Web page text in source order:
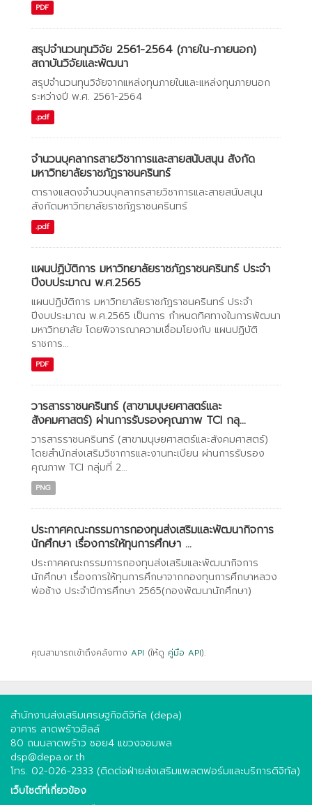
PDF
สรุปจำนวนทุนวิจัย 2561-2564 (ภายใน-ภายนอก)
สถาบันวิจัยและพัฒนา
สรุปจำนวนทุนวิจัยจากแหล่งทุนภายในและแหล่งทุนภายนอก
ระหว่างปี พ.ศ. 2561-2564
.pdf
จำนวนบุคลากรสายวิชาการและสายสนับสนุน สังกัด
มหาวิทยาลัยราชภัฏราชนครินทร์
ตารางแสดงจำนวนบุคลากรสายวิชาการและสายสนับสนุน
สังกัดมหาวิทยาลัยราชภัฏราชนครินทร์
.pdf
แผนปฏิบัติการ มหาวิทยาลัยราชภัฏราชนครินทร์ ประจำ
ปีงบประมาณ พ.ศ.2565
แผนปฏิบัติการ มหาวิทยาลัยราชภัฏราชนครินทร์ ประจำ
ปีงบประมาณ พ.ศ.2565 เป็นการ กำหนดทิศทางในการพัฒนา
มหาวิทยาลัย โดยพิจารณาความเชื่อมโยงกับ แผนปฏิบัติ
ราชการ...
PDF
วารสารราชนครินทร์ (สาขามนุษยศาสตร์และ
สังคมศาสตร์) ผ่านการรับรองคุณภาพ TCI กลุ...
วารสารราชนครินทร์ (สาขามนุษยศาสตร์และสังคมศาสตร์)
โดยสำนักส่งเสริมวิชาการและงานทะเบียน ผ่านการรับรอง
คุณภาพ TCI กลุ่มที่ 2...
PNG
ประกาศคณะกรรมการกองทุนส่งเสริมและพัฒนากิจการ
นักศึกษา เรื่องการให้ทุนการศึกษา ...
ประกาศคณะกรรมการกองทุนส่งเสริมและพัฒนากิจการ
นักศึกษา เรื่องการให้ทุนการศึกษาจากกองทุนการศึกษาหลวง
พ่อช้าง ประจำปีการศึกษา 2565(กองพัฒนานักศึกษา)
คุณสามารถเข้าถึงคลังทาง API (ให้ดู คู่มือ API).
สำนักงานส่งเสริมเศรษฐกิจดิจิทัล (depa)
อาคาร ลาดพร้าวฮิลล์
80 ถนนลาดพร้าว ซอย4 แขวงจอมพล
dsp@depa.or.th
โทร. 02-026-2333 (ติดต่อฝ่ายส่งเสริมแพลตฟอร์มและบริการดิจิทัล)
เว็บไซต์ที่เกี่ยวข้อง